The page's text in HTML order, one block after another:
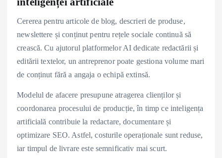
Cererea pentru articole de blog, descrieri de produse,
newslettere și conținut pentru rețele sociale continuă să
crească. Cu ajutorul platformelor AI dedicate redactării și
editării textelor, un antreprenor poate gestiona volume mari
de conținut fără a angaja o echipă extinsă.
Modelul de afacere presupune atragerea clienților și
coordonarea procesului de producție, în timp ce inteligența
artificială contribuie la redactare, documentare și
optimizare SEO. Astfel, costurile operaționale sunt reduse,
iar timpul de livrare este semnificativ mai scurt.